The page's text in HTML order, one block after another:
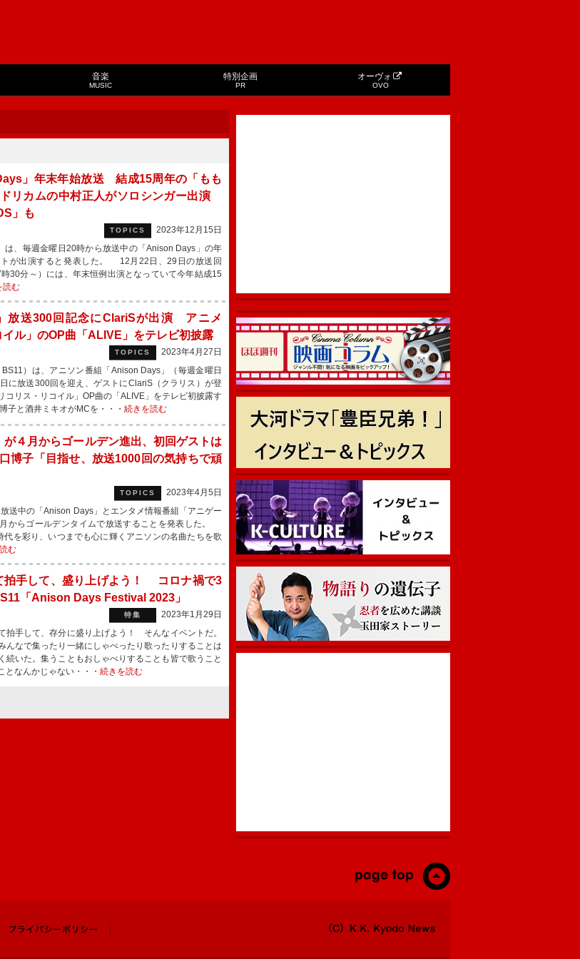
音楽
MUSIC
特別企画
PR
オーヴォ
OVO
」年末年始放送 結成15周年の「もも
リカムの中村正人がソロシンガー出演
」も
TOPICS
2023年12月15日
、毎週金曜日20時から放送中の「Anison Days」の年
が出演すると発表した。 12月22日、29日の放送回
時30分～）には、年末恒例出演となっていて今年結成15
読む
放送300回記念にClariSが出演 アニメ
イル」のOP曲「ALIVE」をテレビ初披露
TOPICS
2023年4月27日
）は、アニソン番組「Anison Days」（毎週金曜日
に放送300回を迎え、ゲストにClariS（クラリス）が登
コリス・リコイル」OP曲の「ALIVE」をテレビ初披露す
と酒井ミキオがMCを・・・ 続きを読む
が４月からゴールデン進出、初回ゲストは
博子「目指せ、放送1000回の気持ちで頑
TOPICS
2023年4月5日
送中の「Anison Days」とエンタメ情報番組「アニゲー
からゴールデンタイムで放送することを発表した。
代を彩り、いつまでも心に輝くアニソンの名曲たちを歌
む
拍手して、盛り上げよう！ コロナ禍で3
「Anison Days Festival 2023」
特集
2023年1月29日
拍手して、存分に盛り上げよう！ そんなイベントだ。
んなで集ったり一緒にしゃべったり歌ったりすることは
続いた。集うこともおしゃべりすることも皆で歌うこと
となんかじゃない・・・ 続きを読む